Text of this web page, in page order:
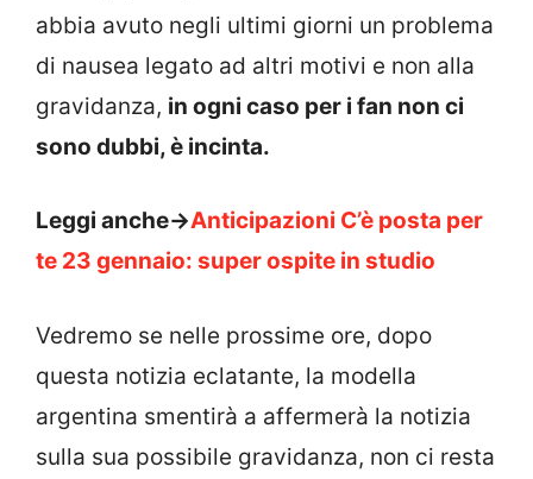
abbia avuto negli ultimi giorni un problema
di nausea legato ad altri motivi e non alla
gravidanza, in ogni caso per i fan non ci
sono dubbi, è incinta.
Leggi anche->Anticipazioni C’è posta per
te 23 gennaio: super ospite in studio
Vedremo se nelle prossime ore, dopo
questa notizia eclatante, la modella
argentina smentirà a affermerà la notizia
sulla sua possibile gravidanza, non ci resta